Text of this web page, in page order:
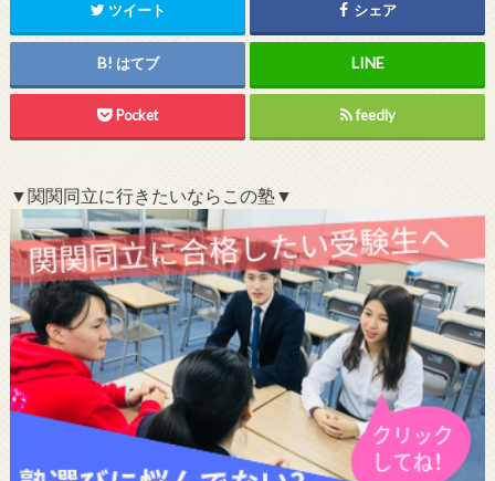
ツイート シェア
はてブ
Pocket feedly
▼関関同立に行きたいならこの塾▼